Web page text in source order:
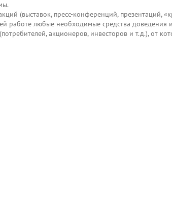
(выставок, пресс-конференций, презентаций,
работе любые необходимые средства
акционеров, инвесторов и т.д.), от